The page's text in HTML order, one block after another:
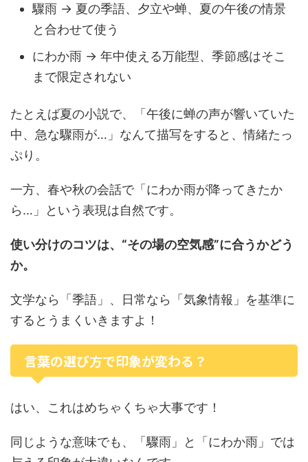
驟雨 → 夏の季語、夕立や蝉、夏の午後の情景
と合わせて使う
にわか雨 → 年中使える万能型、季節感はそこ
まで限定されない
たとえば夏の小説で、「午後に蝉の声が響いていた
中、急な驟雨が…」なんて描写をすると、情緒たっ
ぷり。
一方、春や秋の会話で「にわか雨が降ってきたか
ら…」という表現は自然です。
使い分けのコツは、“その場の空気感”に合うかどう
か。
文学なら「季語」、日常なら「気象情報」を基準に
するとうまくいきますよ！
言葉の選び方で印象が変わる？
はい、これはめちゃくちゃ大事です！
同じような意味でも、「驟雨」と「にわか雨」では